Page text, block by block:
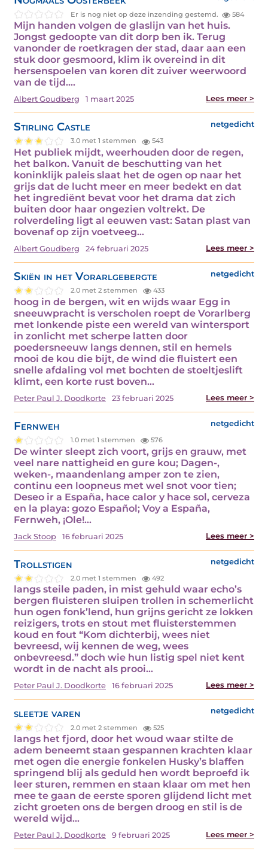
Er is nog niet op deze inzending gestemd. 584
Mijn handen volgen de glaslijn van het huis.
Jongst gedoopte van dit dorp ben ik. Terug
vanonder de roetkragen der stad, daar aan een
stuk door gesmoord, klim ik overeind in dit
hersenspoelen van koren dit zuiver weerwoord
van de tijd.…
Albert Goudberg 1 maart 2025 Lees meer >
Stirling Castle netgedicht
3.0 met 1 stemmen 543
Het publiek mijdt, weerhouden door de regen,
het balkon. Vanuit de beschutting van het
koninklijk paleis slaat het de ogen op naar het
grijs dat de lucht meer en meer bedekt en dat
het ingrediënt bevat voor het drama dat zich
buiten door haar ongezien voltrekt. De
rolverdeling ligt al eeuwen vast: Satan plast van
bovenaf op zijn voetveeg…
Albert Goudberg 24 februari 2025 Lees meer >
Skiën in het Vorarlgebergte netgedicht
2.0 met 2 stemmen 433
hoog in de bergen, wit en wijds waar Egg in
sneeuwpracht is verscholen roept de Vorarlberg
met lonkende piste een wereld van wintersport
in zonlicht met scherpe latten door
poedersneeuw langs dennen, stil en hemels
mooi de kou die bijt, de wind die fluistert een
snelle afdaling vol met bochten de stoeltjeslift
klimt, een korte rust boven…
Peter Paul J. Doodkorte 23 februari 2025 Lees meer >
Fernweh netgedicht
1.0 met 1 stemmen 576
De winter sleept zich voort, grijs en grauw, met
veel nare nattigheid en gure kou; Dagen-,
weken-, maandenlang amper zon te zien,
continu een loopneus met wel snot voor tien;
Deseo ir a España, hace calor y hace sol, cerveza
en la playa: gozo Español; Voy a España,
Fernweh, ¡Ole!…
Jack Stoop 16 februari 2025 Lees meer >
Trollstigen netgedicht
2.0 met 1 stemmen 492
langs steile paden, in mist gehuld waar echo’s
bergen fluisteren sluipen trollen in schemerlicht
hun ogen fonk’lend, hun grijns gericht ze lokken
reizigers, trots en stout met fluisterstemmen
koud en fout “Kom dichterbij, wees niet
bevreesd, wij kennen de weg, wees
onbevreesd.” doch wie hun listig spel niet kent
wordt in de nacht als prooi…
Peter Paul J. Doodkorte 16 februari 2025 Lees meer >
sleetje varen netgedicht
2.0 met 2 stemmen 525
langs het fjord, door het woud waar stilte de
adem beneemt staan gespannen krachten klaar
met ogen die energie fonkelen Husky’s blaffen
springend blij als geduld hen wordt beproefd ik
leer sturen, remmen en staan klaar om met hen
mee te gaan de eerste sporen glijdend licht met
zicht groeten ons de bergen droog en stil is de
wereld wijd…
Peter Paul J. Doodkorte 9 februari 2025 Lees meer >